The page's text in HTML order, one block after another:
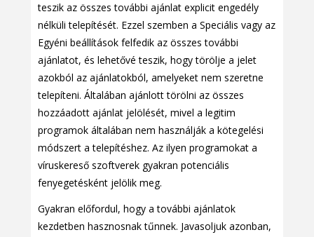
teszik az összes további ajánlat explicit engedély
nélküli telepítését. Ezzel szemben a Speciális vagy az
Egyéni beállítások felfedik az összes további
ajánlatot, és lehetővé teszik, hogy törölje a jelet
azokból az ajánlatokból, amelyeket nem szeretne
telepíteni. Általában ajánlott törölni az összes
hozzáadott ajánlat jelölését, mivel a legitim
programok általában nem használják a kötegelési
módszert a telepítéshez. Az ilyen programokat a
víruskereső szoftverek gyakran potenciális
fenyegetésként jelölik meg.
Gyakran előfordul, hogy a további ajánlatok
kezdetben hasznosnak tűnnek. Javasoljuk azonban,